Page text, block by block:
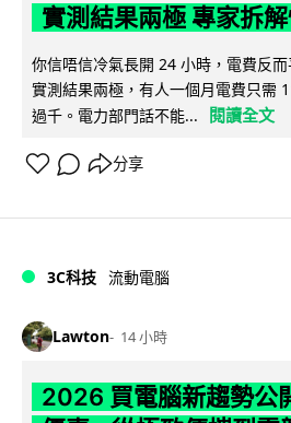
實測結果兩極 專家拆
你信唔信冷氣長開 24 小時，電費反
實測結果兩極，有人一個月電費只需
過千。電力部門話不能...
閱讀全文
分享
3C科技 流動電腦
Lawton 14 小時
2026 買電腦新趨勢公